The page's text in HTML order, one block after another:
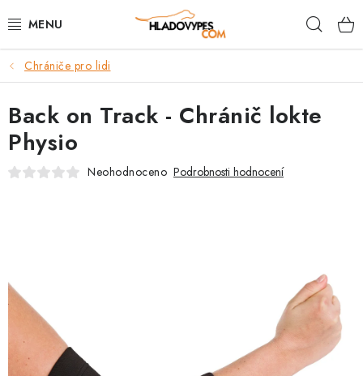
na
POTŘEBY PRO PSY
TAMI PŘEPRAVNÍ BOXY
SPORT SE PSEM
ZNAČKY
PRODEJNA
Chrániče pro lidi
Back on Track - Chránič lokte
Physio
Neohodnoceno Podrobnosti hodnocení